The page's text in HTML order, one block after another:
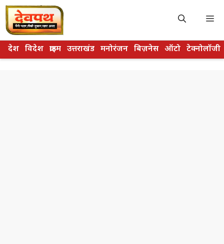
Skip
to
content
देश विदेश क्राइम उत्तराखंड मनोरंजन बिज़नेस ऑटो टेक्नोलॉजी